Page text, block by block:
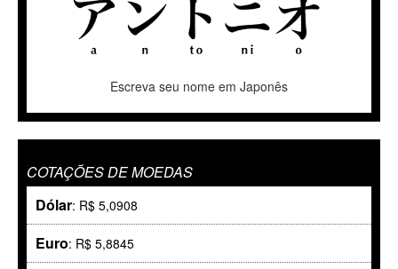
Escreva seu nome em Japonês
COTAÇÕES DE MOEDAS
Dólar: R$ 5,0908
Euro: R$ 5,8845